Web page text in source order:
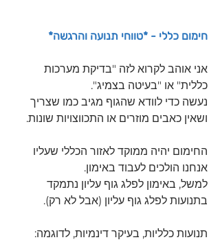
חימום כללי - *טווחי תנועה והרגשה*
אני אוהב לקרוא לזה "בדיקת מערכות
כללית" או "בעיטה בצמיג".
נעשה כדי לוודא שהגוף מגיב כמו שצריך
ושאין כאבים מוזרים או התכווצויות שונות.
החימום יהיה ממוקד לאזור הכללי שעליו
אנחנו הולכים לעבוד באימון.
למשל, באימון לפלג גוף עליון נתמקד
בתנועות לפלג גוף עליון (אבל לא רק).
תנועות כלליות, בעיקר דינמיות, לדוגמה: